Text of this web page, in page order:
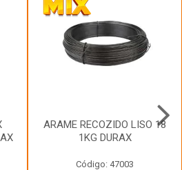
ARAME RECOZIDO LISO 18
1KG DURAX
Código: 47003